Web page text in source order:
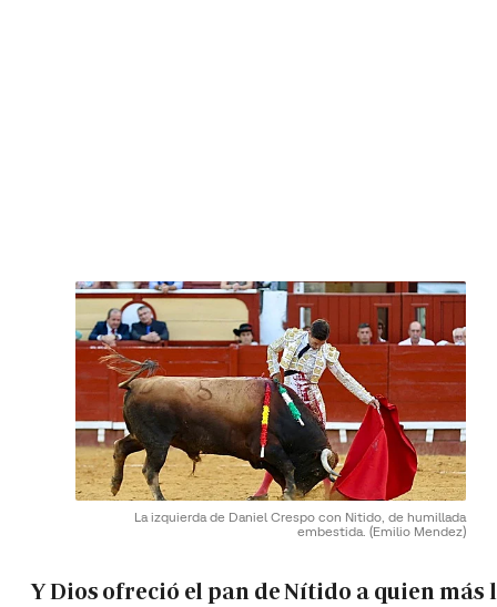
La izquierda de Daniel Crespo con Nitido, de humillada
embestida. (Emilio Mendez)
Y Dios ofreció el pan de Nítido a quien más